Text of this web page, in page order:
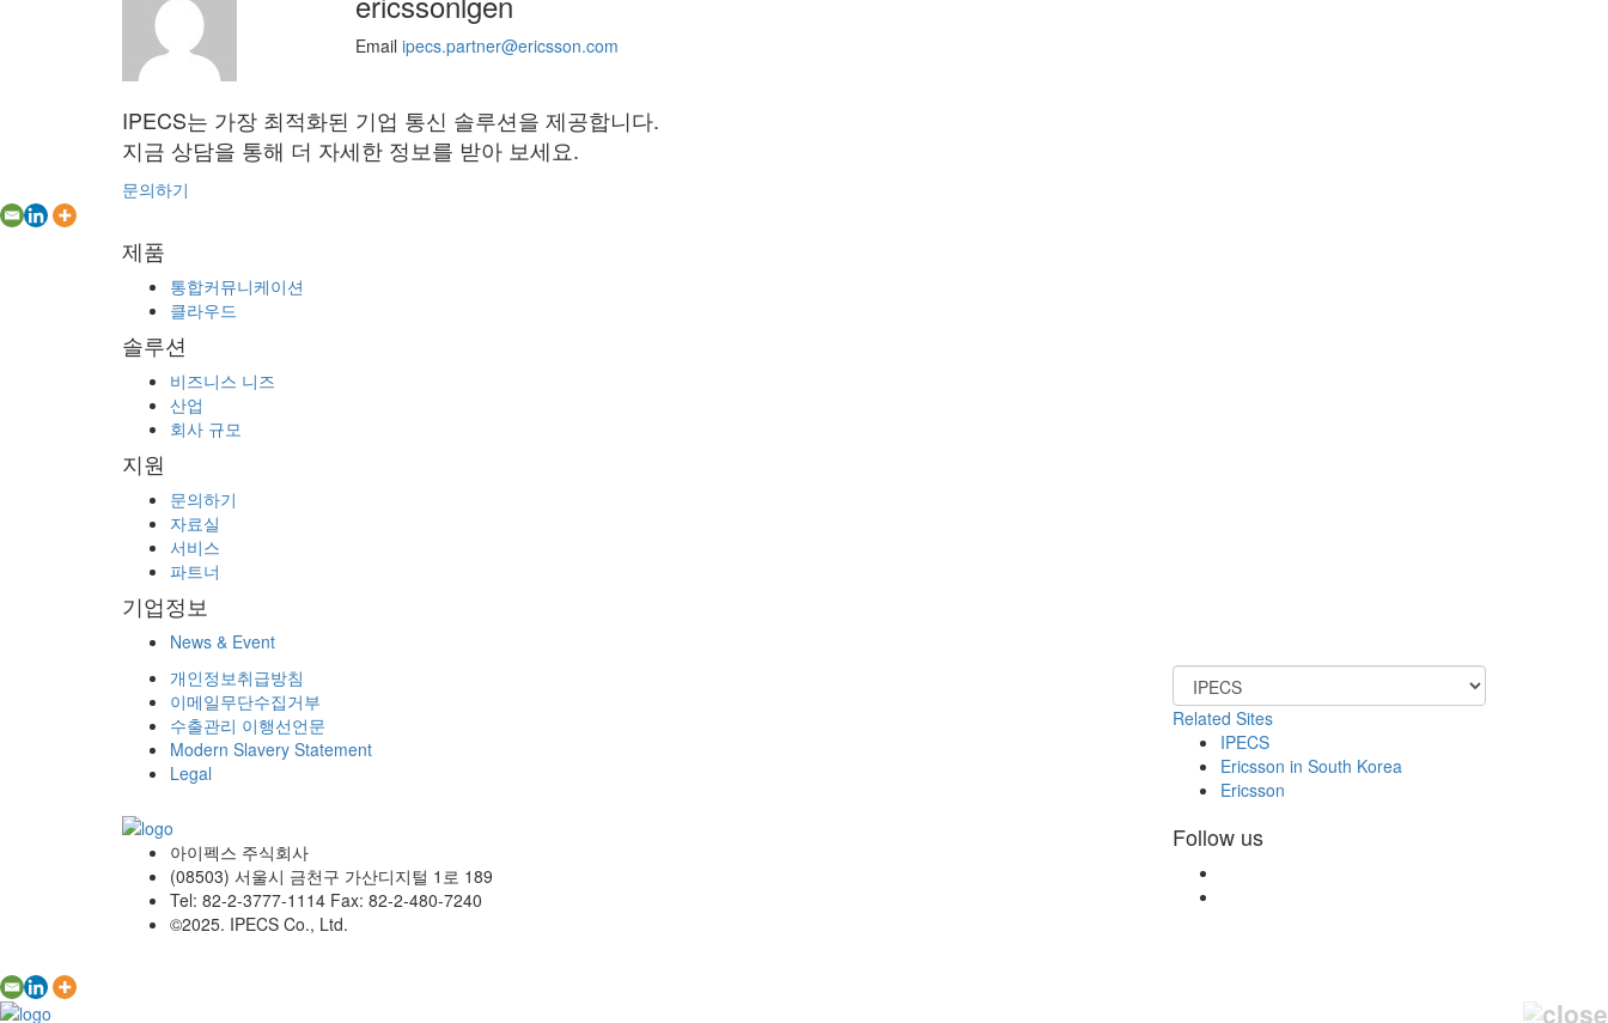
Email ipecs.partner@ericsson.com
IPECS는 가장 최적화된 기업 통신 솔루션을 제공합니다.
지금 상담을 통해 더 자세한 정보를 받아 보세요.
문의하기
제품
통합커뮤니케이션
클라우드
솔루션
비즈니스 니즈
산업
회사 규모
지원
문의하기
자료실
서비스
파트너
기업정보
News & Event
개인정보취급방침
이메일무단수집거부
수출관리 이행선언문
Modern Slavery Statement
Legal
Related Sites
IPECS
Ericsson in South Korea
Ericsson
아이펙스 주식회사
(08503) 서울시 금천구 가산디지털 1로 189
Tel: 82-2-3777-1114 Fax: 82-2-480-7240
©2025. IPECS Co., Ltd.
Follow us